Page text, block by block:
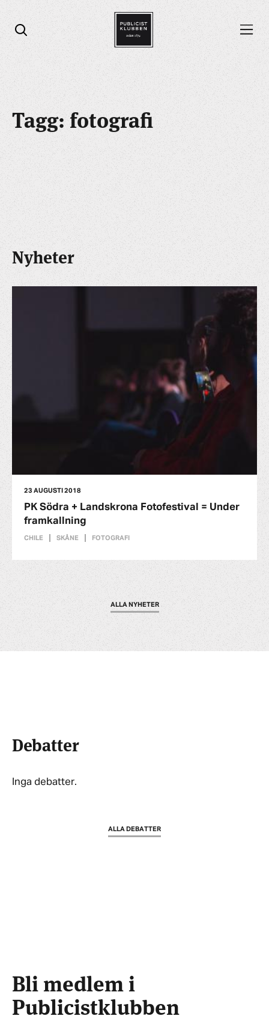
Öppna sök
Öppna menyn
Tagg: fotografi
Nyheter
23 AUGUSTI 2018
PK Södra + Landskrona Fotofestival = Under
framkallning
CHILE SKÅNE FOTOGRAFI
ALLA NYHETER
Debatter
Inga debatter.
ALLA DEBATTER
Bli medlem i
Publicistklubben